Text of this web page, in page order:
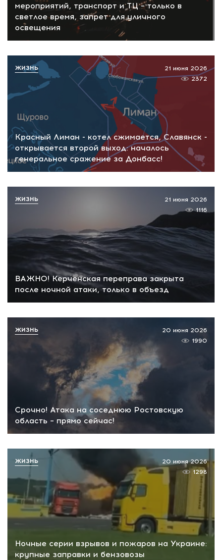
мероприятий, транспорт и ТЦ – только в
светлое время, запрет для уличного
освещения
Красный Лиман - котел сжимается, Славянск -
открывается второй выход: началось
генеральное сражение за Донбасс!
21 июня 2026
2372
ЖИЗНЬ
ВАЖНО! Керченская переправа закрыта
после ночной атаки, только в объезд
21 июня 2026
1116
ЖИЗНЬ
Срочно! Атака на соседнюю Ростовскую
область – прямо сейчас!
20 июня 2026
1990
ЖИЗНЬ
Ночные серии взрывов и пожаров на Украине:
крупные заправки и бензовозы
20 июня 2026
1298
ЖИЗНЬ